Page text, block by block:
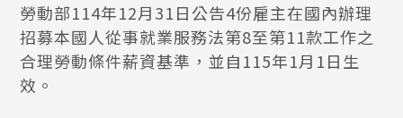
勞動部114年12月31日公告4份雇主在國內辦理
招募本國人從事就業服務法第8至第11款工作之
合理勞動條件薪資基準，並自115年1月1日生
效。